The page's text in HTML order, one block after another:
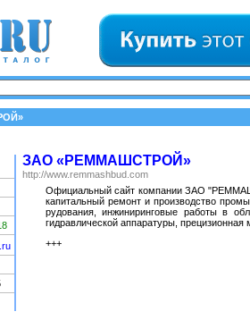
ЗАО «РЕММАШСТРОЙ»
http://www.remmashbud.com
Официальный сайт компании ЗАО
ка­питальный ремонт и производство
ру­дования, инжиниринговые работы в
гидравличе­ской аппара­туры, прецизионная
+++